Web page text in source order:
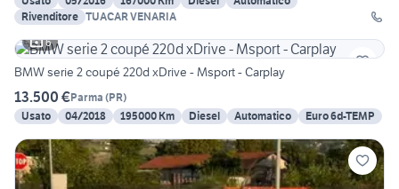
Rivenditore TUACAR VENARIA
6
BMW serie 2 coupé 220d xDrive - Msport - Carplay
13.500 €Parma (PR)
Usato
04/2018 195000 Km Diesel Automatico Euro 6d-TEMP